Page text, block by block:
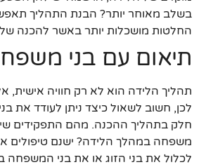
בשלב מאוחר יותר? הבנת התהליך
החלטות מושכלות יותר באשר להכנה
תיאום עם בני
תהליך הלידה הוא לא רק חוויה
לכן, חשוב לשאול כיצד ניתן לעודד את
חלק בתהליך ההכנה. מהם התפקידים
משפחה במהלך הלידה? ישנם טיפולים
לכלול את בני הזוג או את בני המשפחה